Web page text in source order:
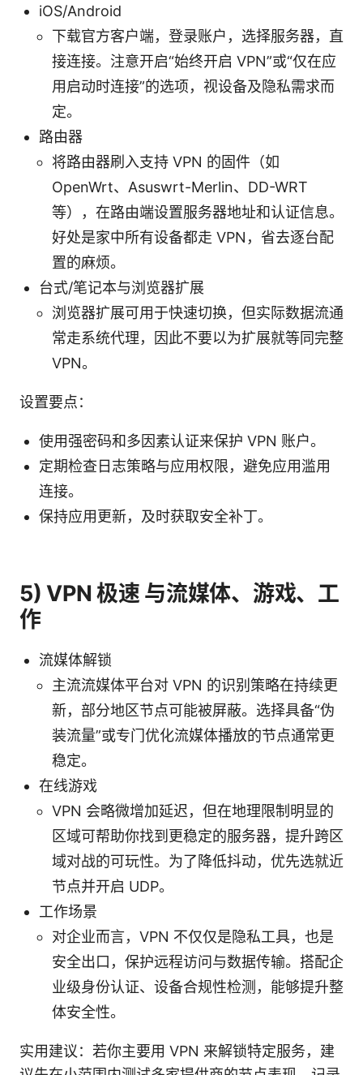
iOS/Android
下载官方客户端，登录账户，选择服务器，直
接连接。注意开启“始终开启 VPN”或“仅在应
用启动时连接”的选项，视设备及隐私需求而
定。
路由器
将路由器刷入支持 VPN 的固件（如
OpenWrt、Asuswrt-Merlin、DD-WRT
等），在路由端设置服务器地址和认证信息。
好处是家中所有设备都走 VPN，省去逐台配
置的麻烦。
台式/笔记本与浏览器扩展
浏览器扩展可用于快速切换，但实际数据流通
常走系统代理，因此不要以为扩展就等同完整
VPN。
设置要点：
使用强密码和多因素认证来保护 VPN 账户。
定期检查日志策略与应用权限，避免应用滥用
连接。
保持应用更新，及时获取安全补丁。
5) VPN 极速 与流媒体、游戏、工
作
流媒体解锁
主流流媒体平台对 VPN 的识别策略在持续更
新，部分地区节点可能被屏蔽。选择具备“伪
装流量”或专门优化流媒体播放的节点通常更
稳定。
在线游戏
VPN 会略微增加延迟，但在地理限制明显的
区域可帮助你找到更稳定的服务器，提升跨区
域对战的可玩性。为了降低抖动，优先选就近
节点并开启 UDP。
工作场景
对企业而言，VPN 不仅仅是隐私工具，也是
安全出口，保护远程访问与数据传输。搭配企
业级身份认证、设备合规性检测，能够提升整
体安全性。
实用建议：若你主要用 VPN 来解锁特定服务，建